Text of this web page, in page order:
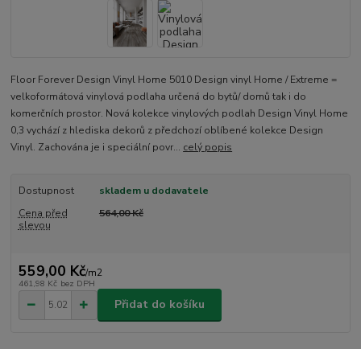
Floor Forever Design Vinyl Home 5010 Design vinyl Home / Extreme =
velkoformátová vinylová podlaha určená do bytů/ domů tak i do
komerčních prostor. Nová kolekce vinylových podlah Design Vinyl Home
0,3 vychází z hlediska dekorů z předchozí oblíbené kolekce Design
Vinyl. Zachována je i speciální povr... celý popis
Dostupnost
skladem u dodavatele
Cena před
slevou
564,00 Kč
559,00 Kč/m2
461,98 Kč bez DPH
Přidat do košíku